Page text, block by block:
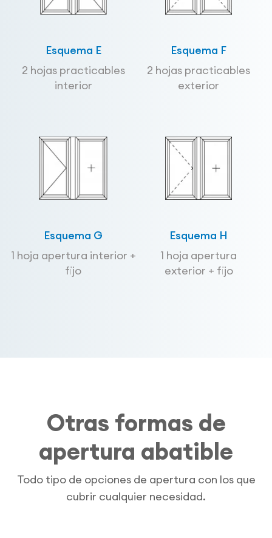
Esquema E
2 hojas practicables
interior
Esquema F
2 hojas practicables
exterior
Esquema G
1 hoja apertura interior +
fijo
Esquema H
1 hoja apertura
exterior + fijo
Otras formas de
apertura abatible
Todo tipo de opciones de apertura con los que
cubrir cualquier necesidad.